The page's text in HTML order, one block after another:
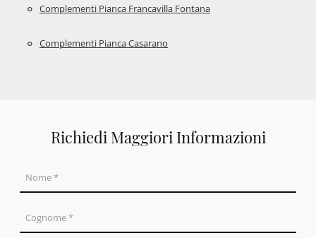
Complementi Pianca Francavilla Fontana
Complementi Pianca Casarano
Richiedi Maggiori Informazioni